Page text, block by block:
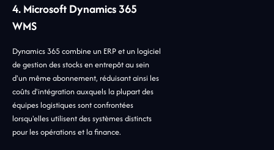
4. Microsoft Dynamics 365
WMS
Dynamics 365 combine un ERP et un logiciel
de gestion des stocks en entrepôt au sein
d'un même abonnement, réduisant ainsi les
coûts d'intégration auxquels la plupart des
équipes logistiques sont confrontées
lorsqu'elles utilisent des systèmes distincts
pour les opérations et la finance.